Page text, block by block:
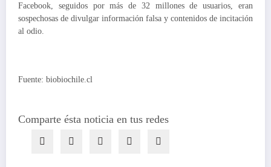
Facebook, seguidos por más de 32 millones de usuarios, eran
sospechosas de divulgar información falsa y contenidos de incitación
al odio.
Fuente: biobiochile.cl
Comparte ésta noticia en tus redes